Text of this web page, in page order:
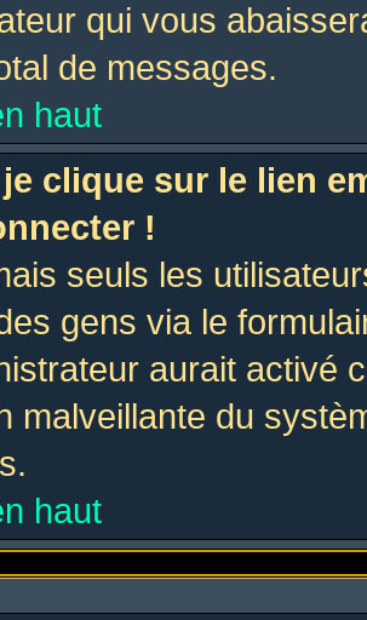
qui vous
de messages.
haut
clique sur le lien
!
seuls les
gens via le
aurait activé
malveillante du
haut